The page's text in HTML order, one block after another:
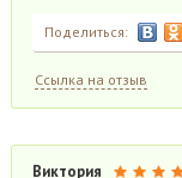
Поделиться:
Ссылка на отзыв
Виктория